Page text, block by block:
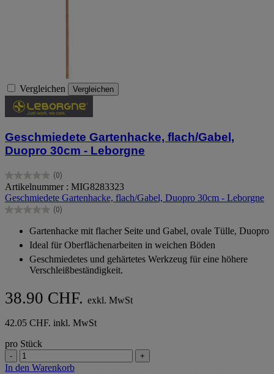
Vergleichen Vergleichen
Geschmiedete Gartenhacke, flach/Gabel,
Duopro 30cm - Leborgne
(0)
0.0
von
5
Sternen.
Artikelnummer : MIG8283323
Geschmiedete Gartenhacke, flach/Gabel, Duopro 30cm - Leborgne
(0)
0.0
Sternen.
Gartenhacke mit flacher Seite und Gabel, ovale Tülle, Duopro
Ideal für Oberflächenarbeiten in weichen Böden
Geschmiedetes und gehärtetes Werkzeug für eine höhere
Verschleißbeständigkeit.
38.90 CHF. exkl. MwSt
42.05 CHF. inkl. MwSt
pro Stück
- +
In den Warenkorb